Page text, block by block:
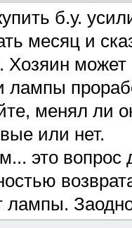
б.у.
месяц и
Хозяин может
лампы
менял ли
или нет.
это вопрос
лампы.